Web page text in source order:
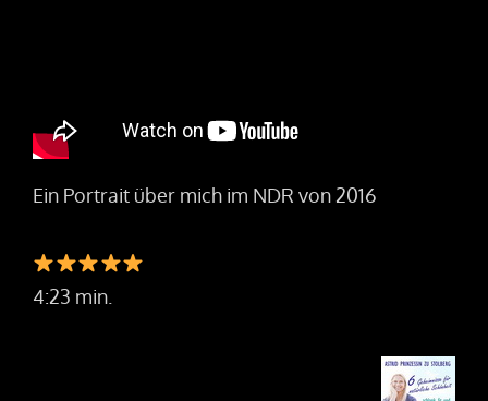
Ein Portrait über mich im NDR von 2016
4:23 min.